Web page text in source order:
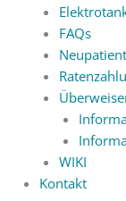
FAQs
Neupatient
WIKI
Kontakt